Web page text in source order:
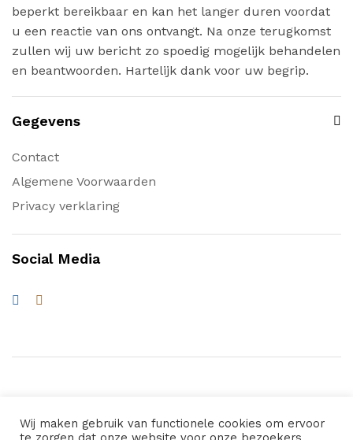
beperkt bereikbaar en kan het langer duren voordat
u een reactie van ons ontvangt. Na onze terugkomst
zullen wij uw bericht zo spoedig mogelijk behandelen
en beantwoorden. Hartelijk dank voor uw begrip.
Gegevens
Contact
Algemene Voorwaarden
Privacy verklaring
Social Media
© 2026 Waterwagens.nl. All Rights Reserved
Wij maken gebruik van functionele cookies om ervoor